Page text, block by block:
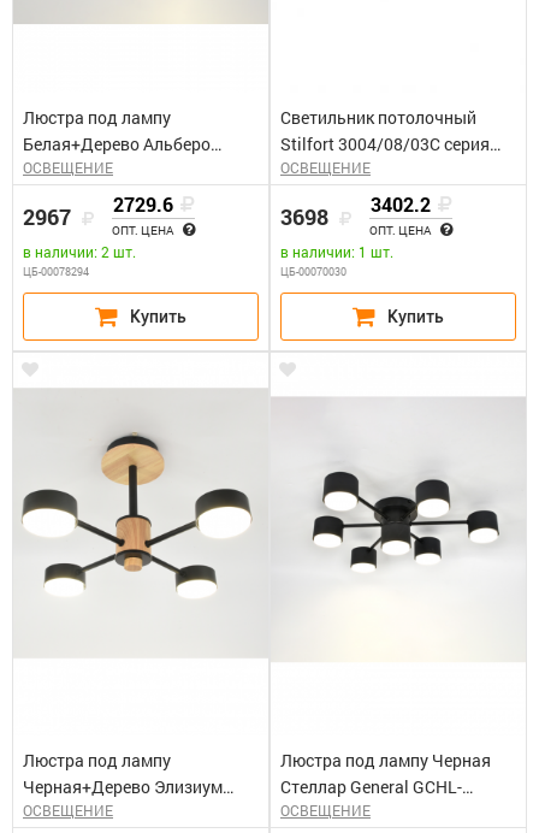
Люстра под лампу
Белая+Дерево Альберо
General GCHL-3GX53-M
ОСВЕЩЕНИЕ
2967 2729.6
ОПТ. ЦЕНА
в наличии: 2 шт.
ЦБ-00078294
Светильник потолочный
Stilfort 3004/08/03С серия
Kaizer
ОСВЕЩЕНИЕ
3698 3402.2
ОПТ. ЦЕНА
в наличии: 1 шт.
ЦБ-00070030
Люстра под лампу
Черная+Дерево Элизиум
General GCHL-4GX53-M
ОСВЕЩЕНИЕ
Люстра под лампу Черная
Стеллар General GCHL-
7GX53-M
ОСВЕЩЕНИЕ